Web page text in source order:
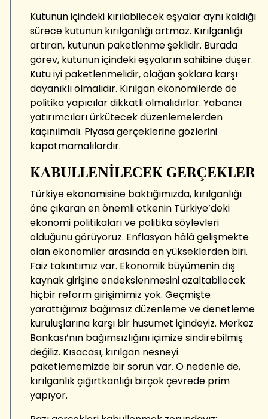
Kutunun içindeki kırılabilecek eşyalar aynı kaldığı
sürece kutunun kırılganlığı artmaz. Kırılganlığı
artıran, kutunun paketlenme şeklidir. Burada
görev, kutunun içindeki eşyaların sahibine düşer.
Kutu iyi paketlenmelidir, olağan şoklara karşı
dayanıklı olmalıdır. Kırılgan ekonomilerde de
politika yapıcılar dikkatli olmalıdırlar. Yabancı
yatırımcıları ürkütecek düzenlemelerden
kaçınılmalı. Piyasa gerçeklerine gözlerini
kapatmamalılardır.
KABULLENİLECEK GERÇEKLER
Türkiye ekonomisine baktığımızda, kırılganlığı
öne çıkaran en önemli etkenin Türkiye’deki
ekonomi politikaları ve politika söylevleri
olduğunu görüyoruz. Enflasyon hâlâ gelişmekte
olan ekonomiler arasında en yükseklerden biri.
Faiz takıntımız var. Ekonomik büyümenin dış
kaynak girişine endekslenmesini azaltabilecek
hiçbir reform girişimimiz yok. Geçmişte
yarattığımız bağımsız düzenleme ve denetleme
kuruluşlarına karşı bir husumet içindeyiz. Merkez
Bankası’nın bağımsızlığını içimize sindirebilmiş
değiliz. Kısacası, kırılgan nesneyi
paketlememizde bir sorun var. O nedenle de,
kırılganlık çığırtkanlığı birçok çevrede prim
yapıyor.